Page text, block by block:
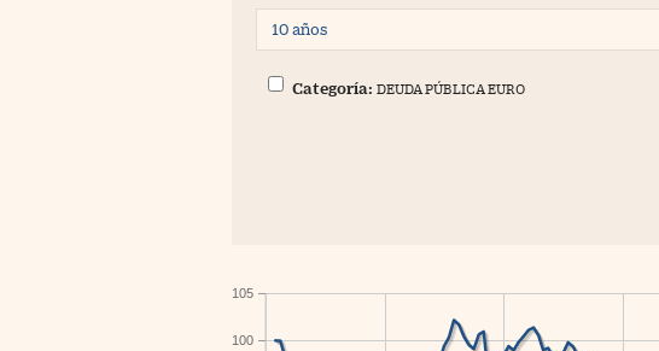
Categoría: DEUDA PÚBLICA EURO
100
105